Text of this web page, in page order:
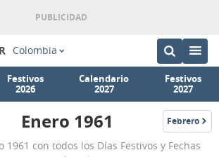
Colombia
Festivos
2026
Calendario
2027
Festivos
2027
Calendario
Enero
Enero 1961 Febrero
1961
1961 con todos los Días Festivos y Fechas